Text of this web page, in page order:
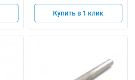
Купить в 1 клик